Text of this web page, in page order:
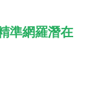
準網羅潛在